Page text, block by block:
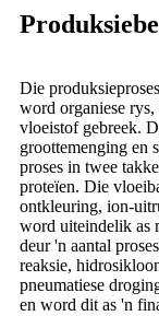
Die
word organiese
vloeistof gebreek.
groottemenging en
proses in twee
proteïen. Die
ontkleuring, ion-
word uiteindelik as
deur 'n aantal
reaksie,
pneumatiese
en word dit as 'n